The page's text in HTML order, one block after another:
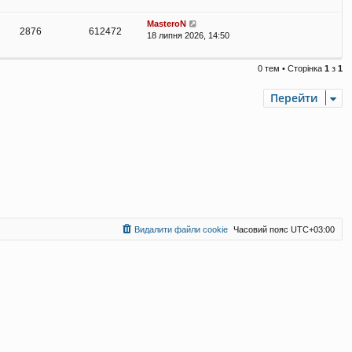
2876 612472
MasteroN
18 липня 2026, 14:50
0 тем • Сторінка 1 з 1
Перейти
Часовий пояс UTC+03:00
Видалити файли cookie